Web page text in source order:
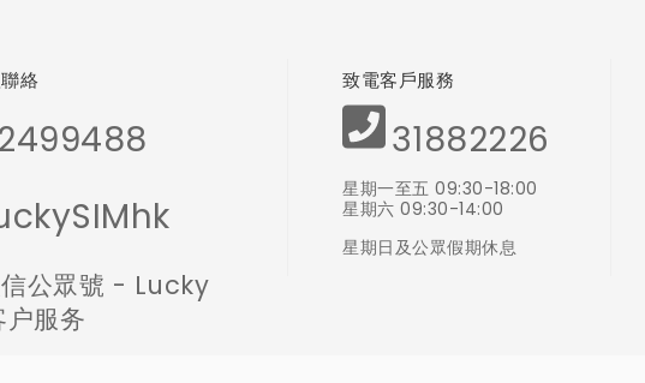
絡
公眾號 - Lucky
服务
致電客戶服務
31882226
星期一至五 09:30-18:00
星期六 09:30-14:00
星期日及公眾假期休息